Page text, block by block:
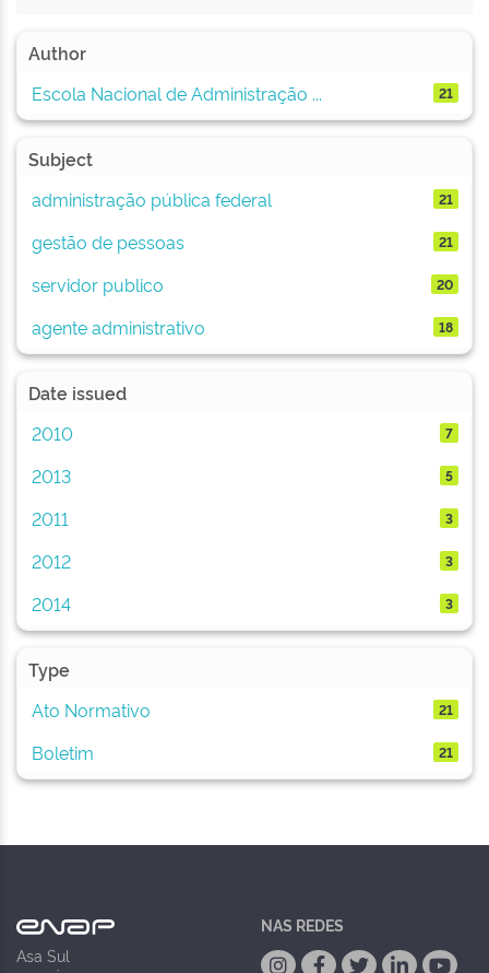
Author
Escola Nacional de Administração ...
21
Subject
administração pública federal
21
gestão de pessoas 21
servidor publico 20
agente administrativo 18
Date issued
2010
7
2013 5
2011 3
2012 3
2014 3
Type
Ato Normativo
21
Boletim 21
Asa Sul
NAS REDES